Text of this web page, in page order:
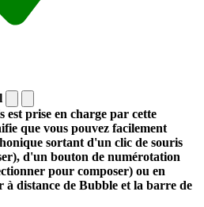
est prise en charge par cette
que vous pouvez facilement
sortant d'un clic de souris
d'un bouton de numérotation
pour composer) ou en
à distance de Bubble et la barre de